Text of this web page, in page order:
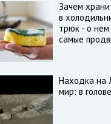
Зачем
в
трюк - о
самые
Находка на
мир: в